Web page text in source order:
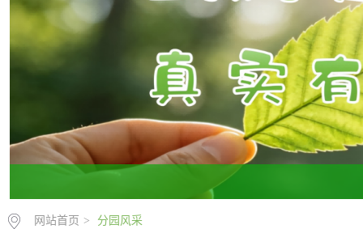
网站首页 > 分园风采